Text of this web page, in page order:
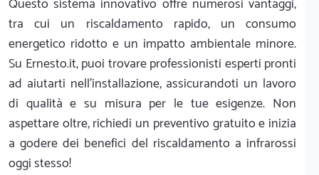
Questo sistema innovativo offre numerosi vantaggi,
tra cui un riscaldamento rapido, un consumo
energetico ridotto e un impatto ambientale minore.
Su Ernesto.it, puoi trovare professionisti esperti pronti
ad aiutarti nell’installazione, assicurandoti un lavoro
di qualità e su misura per le tue esigenze. Non
aspettare oltre, richiedi un preventivo gratuito e inizia
a godere dei benefici del riscaldamento a infrarossi
oggi stesso!